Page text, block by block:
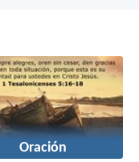
Oración